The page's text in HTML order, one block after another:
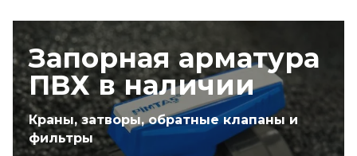
Запорная арматура
ПВХ в наличии
Краны, затворы, обратные клапаны и
фильтры